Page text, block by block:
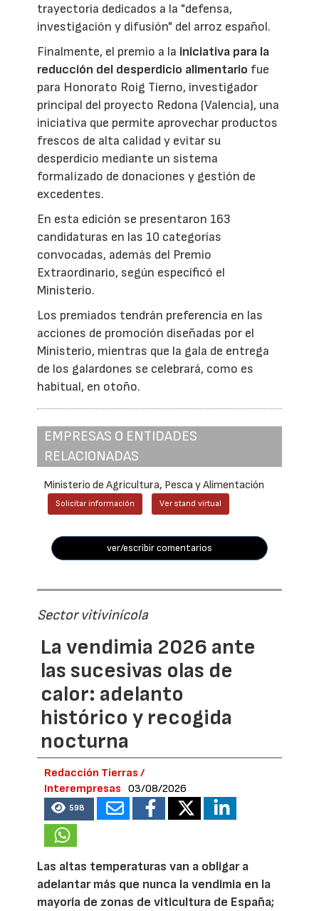
trayectoria dedicados a la "defensa,
investigación y difusión" del arroz español.
Finalmente, el premio a la iniciativa para la
reducción del desperdicio alimentario fue
para Honorato Roig Tierno, investigador
principal del proyecto Redona (Valencia), una
iniciativa que permite aprovechar productos
frescos de alta calidad y evitar su
desperdicio mediante un sistema
formalizado de donaciones y gestión de
excedentes.
En esta edición se presentaron 163
candidaturas en las 10 categorías
convocadas, además del Premio
Extraordinario, según especificó el
Ministerio.
Los premiados tendrán preferencia en las
acciones de promoción diseñadas por el
Ministerio, mientras que la gala de entrega
de los galardones se celebrará, como es
habitual, en otoño.
EMPRESAS O ENTIDADES
RELACIONADAS
Ministerio de Agricultura, Pesca y Alimentación
Solicitar información Ver stand virtual
ver/escribir comentarios
Sector vitivinícola
La vendimia 2026 ante
las sucesivas olas de
calor: adelanto
histórico y recogida
nocturna
Redacción Tierras /
Interempresas
03/08/2026
598
Las altas temperaturas van a obligar a
adelantar más que nunca la vendimia en la
mayoría de zonas de viticultura de España;